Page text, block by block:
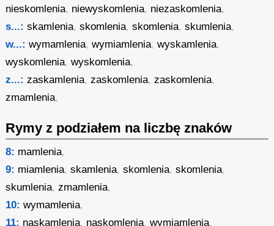
nieskomlenia, niewyskomlenia, niezaskomlenia,
s...: skamlenia,skomlenia,skomlenia,skumlenia,
w...: wymamlenia,wymiamlenia,wyskamlenia,
wyskomlenia,wyskomlenia,
z...: zaskamlenia,zaskomlenia,zaskomlenia,
zmamlenia,
Rymy z podziałem na liczbę znaków
8: mamlenia,
9: miamlenia,skamlenia,skomlenia,skomlenia,
skumlenia,zmamlenia,
10: wymamlenia,
11: naskamlenia, naskomlenia,wymiamlenia,